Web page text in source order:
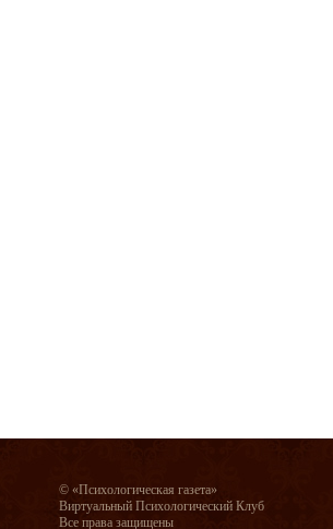
© «Психологическая газета»
Виртуальный Психологический Клуб
Все права защищены